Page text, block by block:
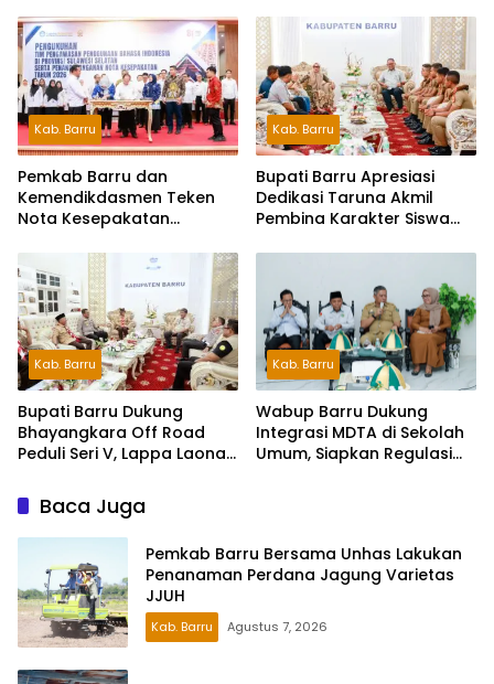
Kab. Barru
Pemkab Barru dan
Kemendikdasmen Teken
Nota Kesepakatan
Indonesia dan Bahasa
Daerah
Kab. Barru
Bupati Barru Apresiasi
Dedikasi Taruna Akmil
Pembina Karakter Siswa
Kab. Barru
Bupati Barru Dukung
Bhayangkara Off Road
Peduli Seri V, Lappa Laona
Peserta
Kab. Barru
Wabup Barru Dukung
Integrasi MDTA di Sekolah
Umum, Siapkan Regulasi
Baca Juga
Pemkab Barru Bersama Unhas Lakukan
Penanaman Perdana Jagung Varietas
JJUH
Kab. Barru Agustus 7, 2026